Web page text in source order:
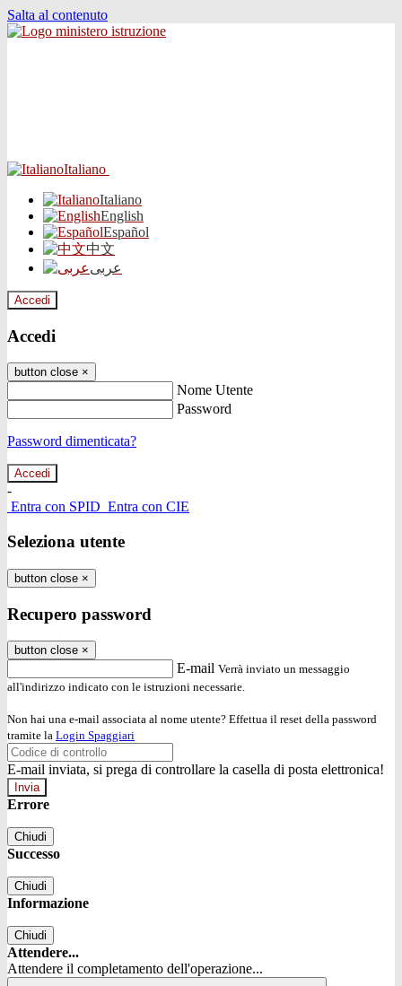
Salta al contenuto
Italiano
Italiano
English
Español
中文
عربى
Accedi
Accedi
button close ×
Nome Utente
Password
Password dimenticata?
-
Entra con SPID Entra con CIE
Seleziona utente
button close ×
Recupero password
button close ×
E-mail Verrà inviato un messaggio
all'indirizzo indicato con le istruzioni necessarie.
Non hai una e-mail associata al nome utente? Effettua il reset della password
tramite la Login Spaggiari
E-mail inviata, si prega di controllare la casella di posta elettronica!
Errore
Chiudi
Successo
Chiudi
Informazione
Chiudi
Attendere...
Attendere il completamento dell'operazione...